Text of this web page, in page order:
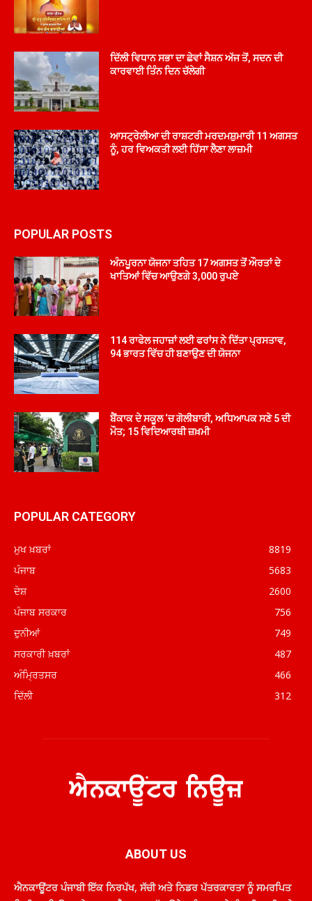
ਦਿੱਲੀ ਵਿਧਾਨ ਸਭਾ ਦਾ ਛੇਵਾਂ ਸੈਸ਼ਨ ਅੱਜ ਤੋਂ, ਸਦਨ ਦੀ
ਕਾਰਵਾਈ ਤਿੰਨ ਦਿਨ ਚੱਲੇਗੀ
ਆਸਟ੍ਰੇਲੀਆ ਦੀ ਰਾਸ਼ਟਰੀ ਮਰਦਮਸ਼ੁਮਾਰੀ 11 ਅਗਸਤ
ਨੂੰ, ਹਰ ਵਿਅਕਤੀ ਲਈ ਹਿੱਸਾ ਲੈਣਾ ਲਾਜ਼ਮੀ
POPULAR POSTS
ਅੰਨਪੂਰਨਾ ਯੋਜਨਾ ਤਹਿਤ 17 ਅਗਸਤ ਤੋਂ ਔਰਤਾਂ ਦੇ
ਖਾਤਿਆਂ ਵਿੱਚ ਆਉਣਗੇ 3,000 ਰੁਪਏ
114 ਰਾਫੇਲ ਜਹਾਜ਼ਾਂ ਲਈ ਫਰਾਂਸ ਨੇ ਦਿੱਤਾ ਪ੍ਰਸਤਾਵ,
94 ਭਾਰਤ ਵਿੱਚ ਹੀ ਬਣਾਉਣ ਦੀ ਯੋਜਨਾ
ਬੈਂਕਾਕ ਦੇ ਸਕੂਲ ‘ਚ ਗੋਲੀਬਾਰੀ, ਅਧਿਆਪਕ ਸਣੇ 5 ਦੀ
ਮੌਤ; 15 ਵਿਦਿਆਰਥੀ ਜ਼ਖ਼ਮੀ
POPULAR CATEGORY
ਮੁਖ ਖ਼ਬਰਾਂ
8819
ਪੰਜਾਬ
5683
ਦੇਸ਼
2600
ਪੰਜਾਬ ਸਰਕਾਰ
756
ਦੁਨੀਆਂ
749
ਸਰਕਾਰੀ ਖ਼ਬਰਾਂ
487
ਅੰਮ੍ਰਿਤਸਰ
466
ਦਿੱਲੀ
312
ABOUT US
ਐਨਕਾਊਂਟਰ ਪੰਜਾਬੀ ਇੱਕ ਨਿਰਪੱਖ, ਸੱਚੀ ਅਤੇ ਨਿਡਰ ਪੱਤਰਕਾਰਤਾ ਨੂੰ ਸਮਰਪਿਤ